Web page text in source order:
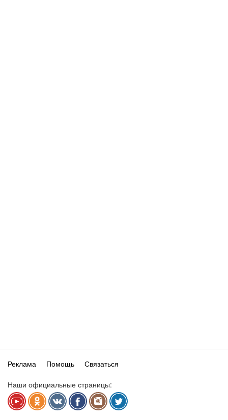
Реклама Помощь Связаться
Наши официальные страницы: